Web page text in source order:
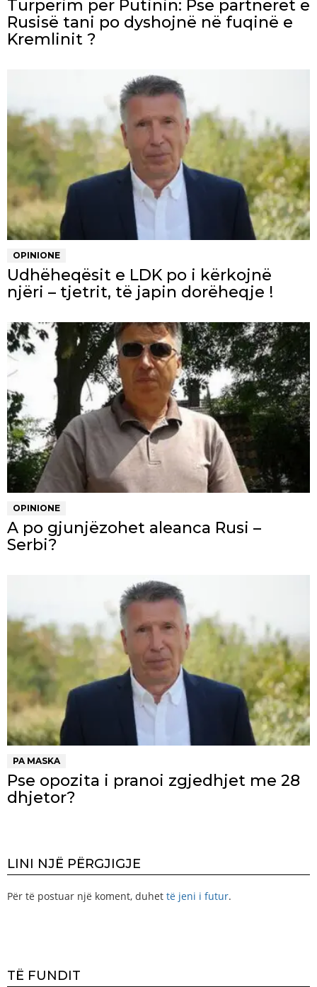
Turpërim për Putinin: Pse partnerët e
Rusisë tani po dyshojnë në fuqinë e
Kremlinit ?
OPINIONE
Udhëheqësit e LDK po i kërkojnë
njëri – tjetrit, të japin dorëheqje !
OPINIONE
A po gjunjëzohet aleanca Rusi –
Serbi?
PA MASKA
Pse opozita i pranoi zgjedhjet me 28
dhjetor?
LINI NJË PËRGJIGJE
Për të postuar një koment, duhet të jeni i futur.
TË FUNDIT